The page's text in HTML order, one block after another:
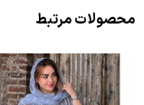
محصولات مرتبط